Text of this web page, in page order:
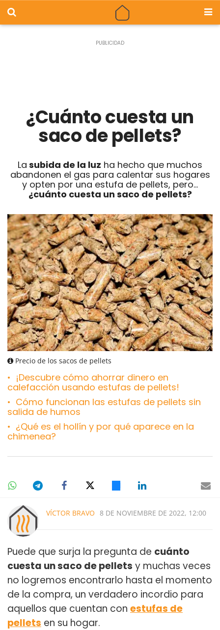
¿Cuánto cuesta un
saco de pellets?
La subida de la luz ha hecho que muchos
abandonen el gas para calentar sus hogares
y opten por una estufa de pellets, pero...
¿cuánto cuesta un saco de pellets?
Precio de los sacos de pellets
¡Descubre cómo ahorrar dinero en
calefacción usando estufas de pellets!
Cómo funcionan las estufas de pellets sin
salida de humos
¿Qué es el hollín y por qué aparece en la
chimenea?
VÍCTOR BRAVO 8 DE NOVIEMBRE DE 2022, 12:00
Puede que surja la pregunta de cuánto
cuesta un saco de pellets y muchas veces
no logremos encontrarlo hasta el momento
de la compra, un verdadero incordio para
aquellos que cuentan con estufas de
pellets en su hogar.